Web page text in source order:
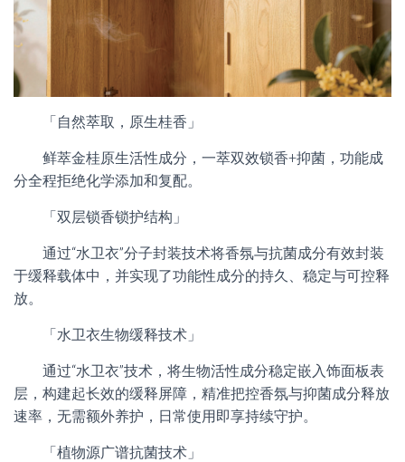
「自然萃取，原生桂香」
鲜萃金桂原生活性成分，一萃双效锁香+抑菌，功能成
分全程拒绝化学添加和复配。
「双层锁香锁护结构」
通过“水卫衣”分子封装技术将香氛与抗菌成分有效封装
于缓释载体中，并实现了功能性成分的持久、稳定与可控释
放。
「水卫衣生物缓释技术」
通过“水卫衣”技术，将生物活性成分稳定嵌入饰面板表
层，构建起长效的缓释屏障，精准把控香氛与抑菌成分释放
速率，无需额外养护，日常使用即享持续守护。
「植物源广谱抗菌技术」